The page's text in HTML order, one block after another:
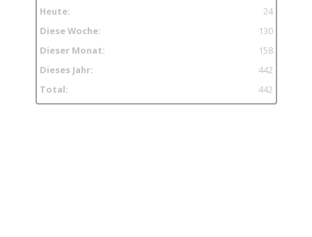
Heute:
24
Diese Woche:
130
Dieser Monat:
158
Dieses Jahr:
442
Total:
442